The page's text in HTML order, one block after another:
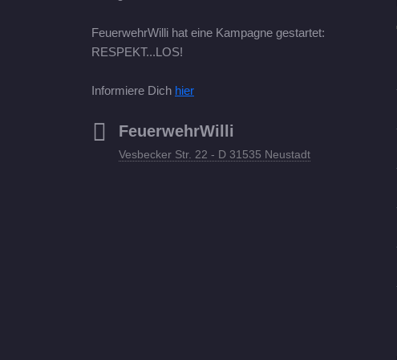
FeuerwehrWilli hat eine Kampagne gestartet:
RESPEKT...LOS!
Informiere Dich hier
FeuerwehrWilli
Vesbecker Str. 22 - D 31535 Neustadt